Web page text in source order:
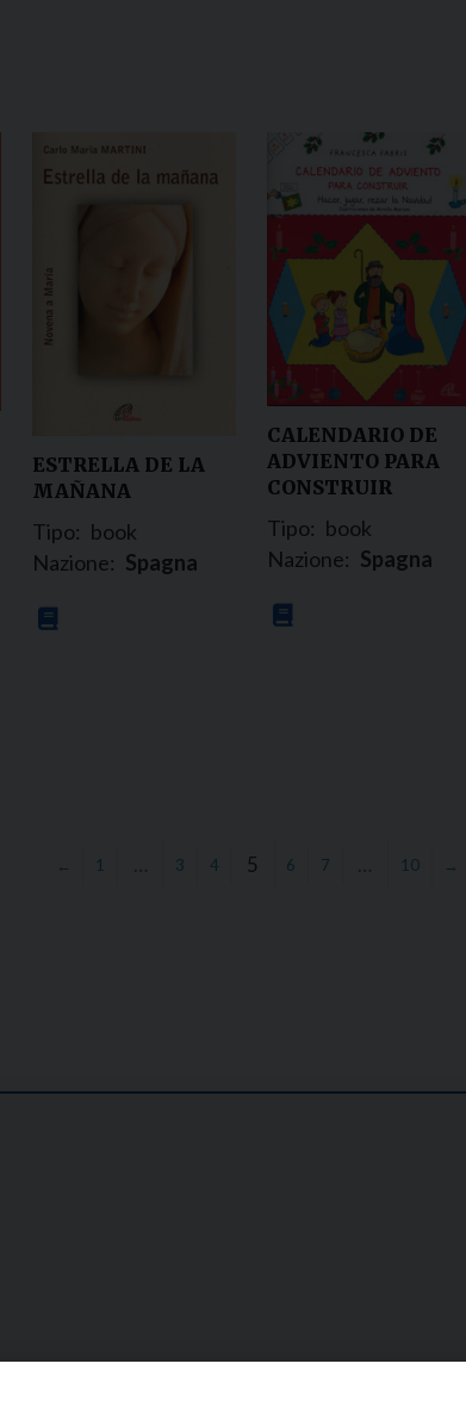
ESTRELLA DE LA
MAÑANA
Tipo: book
Nazione: Spagna
CALENDARIO DE
ADVIENTO PARA
CONSTRUIR
Tipo: book
Nazione: Spagna
← 1 … 3 4 5 6 7 … 10 →